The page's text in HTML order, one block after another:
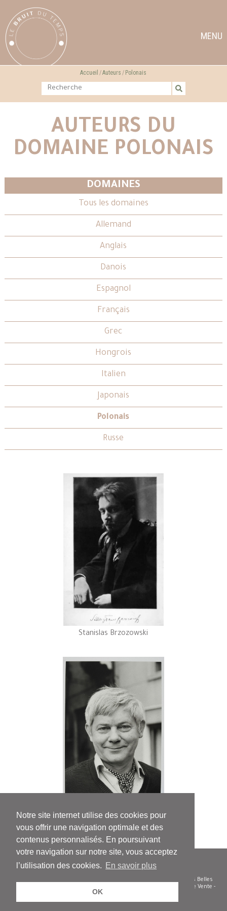
Notre site internet utilise des cookies pour
vous offrir une navigation optimale et des
contenus personnalisés. En poursuivant
votre navigation sur notre site, vous acceptez
l’utilisation des cookies.
En savoir plus
OK
MENU
Accueil Auteurs Polonais
AUTEURS DU
DOMAINE POLONAIS
DOMAINES
Tous les domaines
Allemand
Anglais
Danois
Espagnol
Français
Grec
Hongrois
Italien
Japonais
Polonais
Russe
Stanislas Brzozowski
Zbigniew Herbert
© Le Bruit du temps - Siren 504 585 332 - Diffusion/distribution : Les Belles
Conditions Générales de Vente -
Vie privée et confidentialité - Cookies